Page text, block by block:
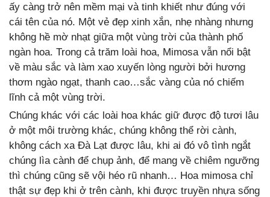
ấy càng trở nên mềm mại và tinh khiết như đúng với
cái tên của nó. Một vẻ đẹp xinh xắn, nhẹ nhàng nhưng
không hề mờ nhạt giữa một vùng trời của thành phố
ngàn hoa. Trong cả trăm loài hoa, Mimosa vẫn nổi bật
về màu sắc và làm xao xuyến lòng người bởi hương
thơm ngào ngạt, thanh cao…sắc vàng của nó chiếm
lĩnh cả một vùng trời.
Chúng khác với các loài hoa khác giữ được độ tươi lâu
ở một môi trường khác, chúng không thể rời cành,
không cách xa Đà Lạt được lâu, khi ai đó vô tình ngắt
chúng lìa cành để chụp ảnh, để mang về chiêm ngưỡng
thì chúng cũng sẽ vội héo rũ nhanh… Hoa mimosa chỉ
thật sự đẹp khi ở trên cành, khi được truyền nhựa sống